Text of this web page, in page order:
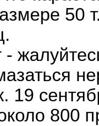
50
-
19
800